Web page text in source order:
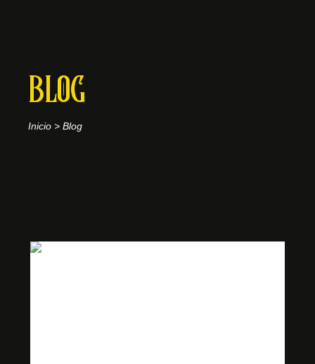
Inicio > Blog
BLOG